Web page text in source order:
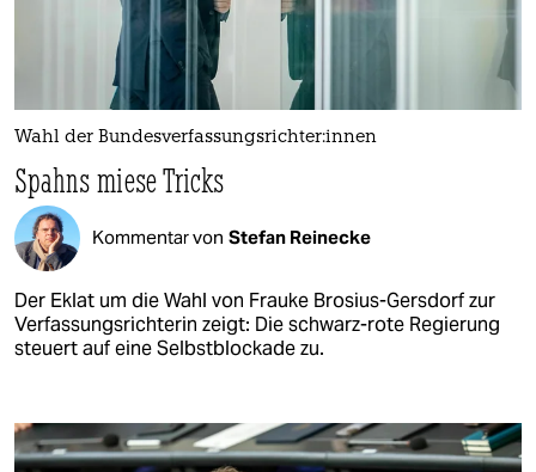
Wahl der Bun­des­ver­fas­sungs­rich­te­r:in­nen
Spahns miese Tricks
Kommentar von Stefan Reinecke
Der Eklat um die Wahl von Frauke Brosius-Gersdorf zur
Verfassungsrichterin zeigt: Die schwarz-rote Regierung
steuert auf eine Selbstblockade zu.